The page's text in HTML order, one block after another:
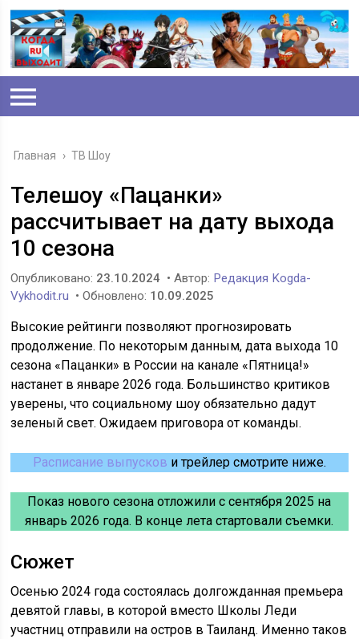
Главная › ТВ Шоу
Телешоу «Пацанки»
рассчитывает на дату выхода
10 сезона
Опубликовано: 23.10.2024 • Автор: Редакция Kogda-
Vykhodit.ru • Обновлено: 10.09.2025
Высокие рейтинги позволяют прогнозировать
продолжение. По некоторым данным, дата выхода 10
сезона «Пацанки» в России на канале «Пятница!»
настанет в январе 2026 года. Большинство критиков
уверены, что социальному шоу обязательно дадут
зеленый свет. Ожидаем приговора от команды.
Расписание выпусков и трейлер смотрите ниже.
Показ нового сезона отложили с сентября 2025 на
январь 2026 года. В конце лета стартовали съемки.
Сюжет
Осенью 2024 года состоялась долгожданная премьера
девятой главы, в которой вместо Школы Леди
участниц отправили на остров в Таиланд. Именно таков